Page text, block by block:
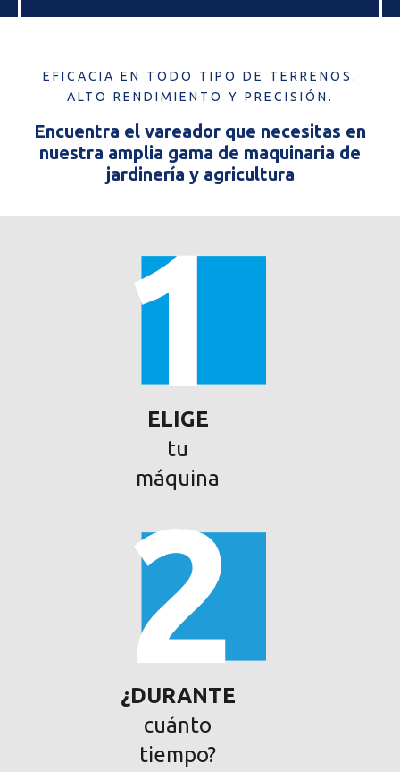
EFICACIA EN TODO TIPO DE TERRENOS.
ALTO RENDIMIENTO Y PRECISIÓN.
Encuentra el vareador que necesitas en
nuestra amplia gama de maquinaria de
jardinería y agricultura
ELIGE
tu
máquina
¿DURANTE
cuánto
tiempo?